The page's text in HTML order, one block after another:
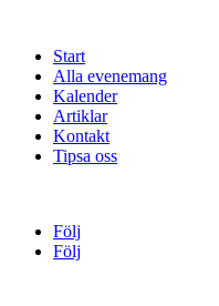
Start
Alla evenemang
Kalender
Artiklar
Kontakt
Tipsa oss
Följ
Följ